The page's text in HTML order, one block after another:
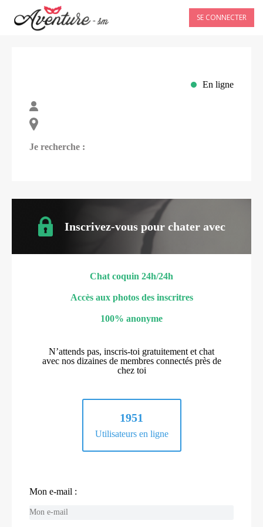
SE CONNECTER
En ligne
Je recherche :
Inscrivez-vous pour chater avec
Chat coquin 24h/24h
Accès aux photos des inscritres
100% anonyme
N’attends pas, inscris-toi gratuitement et chat
avec nos dizaines de membres connectés près de
chez toi
1951
Utilisateurs en ligne
Mon e-mail :